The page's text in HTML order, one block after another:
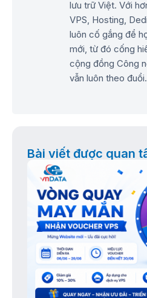
lưu trữ Việt. Với
VPS, Hosting,
luôn cố gắng để
mới, từ đó cống
cộng đồng Công
vẫn luôn theo đuổi.
Bài viết được quan